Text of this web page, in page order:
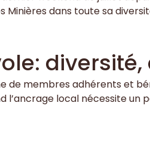
Minières dans toute sa
de membres adhérents et
l’ancrage local nécessite